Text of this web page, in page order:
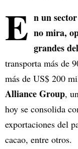
E n un
no mira,
grandes
transporta más de
más de US$ 200
Alliance Group,
hoy se consolida
exportaciones del
cacao, entre otros.